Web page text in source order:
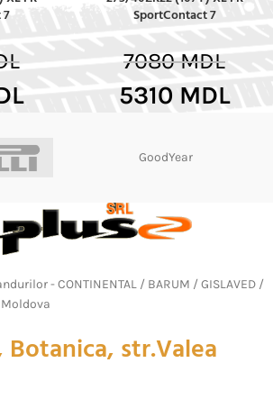
SportContact 7
7080MDL
5310 MDL
GoodYear
- CONTINENTAL / BARUM / GISLAVED /
str.Valea